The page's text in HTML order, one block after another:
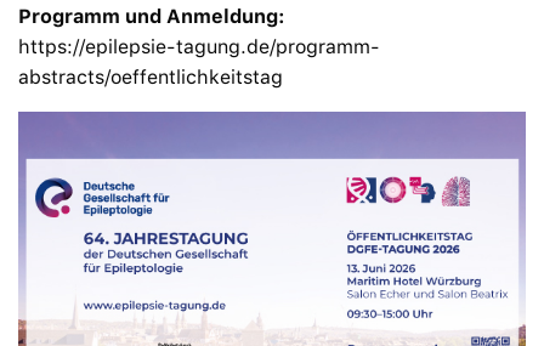
Programm und Anmeldung:
https://epilepsie-tagung.de/programm-
abstracts/oeffentlichkeitstag